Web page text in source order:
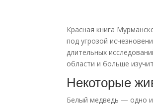
Красная книга
под угрозой
длительных
области и больше
Некоторые
Белый медведь — одно